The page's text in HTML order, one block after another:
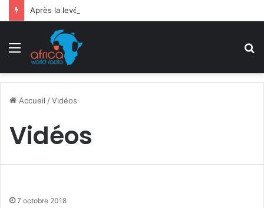
Menu
Accueil /Vidéos
Vidéos
7 octobre 2018